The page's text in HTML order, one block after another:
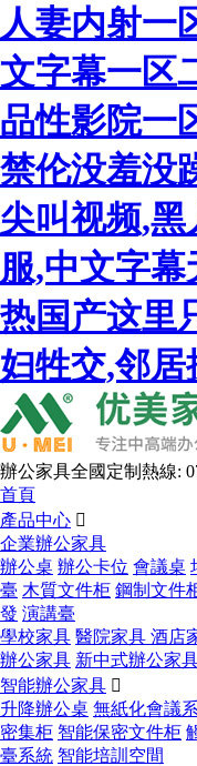
人妻内射一
文字幕一区
品性影院一
禁伦没羞没
尖叫视频,
服,中文字
热国产这里
妇牲交,邻
辦公家具全國定制熱線:
首頁
產品中心 
企業辦公家具
辦公桌 辦公卡位 會議桌
臺 木質文件柜 鋼制文件
發 演講臺
學校家具 醫院家具 酒店
辦公家具 新中式辦公家
智能辦公家具 
升降辦公桌 無紙化會議
密集柜 智能保密文件柜
臺系統 智能培訓空間